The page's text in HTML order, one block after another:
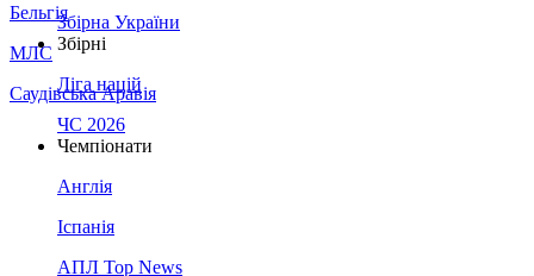
Бельгія
МЛС
Саудівська Аравія
Збірна України
Збірні
Ліга націй
ЧС 2026
Чемпіонати
Англія
Іспанія
АПЛ Top News